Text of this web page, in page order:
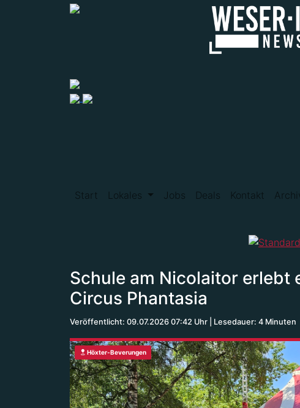
Start Lokales Jobs Deals Kontakt
Schule am Nicolaitor erlebt
Circus Phantasia
Veröffentlicht: 09.07.2026 07:42 Uhr Lesedauer: 4 Minuten
Höxter-Beverungen